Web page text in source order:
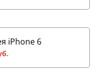
iPhone 6